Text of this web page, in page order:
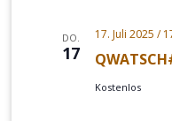
DO.
17
17. Juli 2025 /
Kostenlos